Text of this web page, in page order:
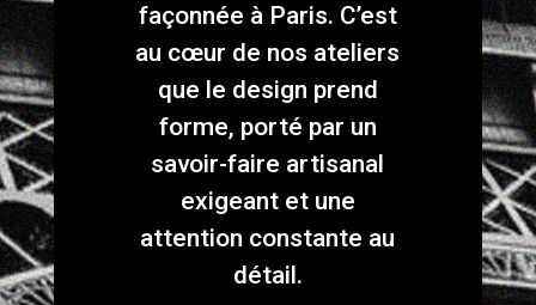
façonnée à Paris. C’est
au cœur de nos ateliers
que le design prend
forme, porté par un
savoir-faire artisanal
exigeant et une
attention constante au
détail.